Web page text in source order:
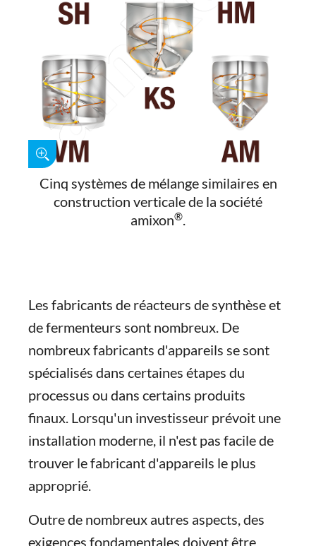
Cinq systèmes de mélange similaires en
construction verticale de la société
amixon®.
Les fabricants de réacteurs de synthèse et
de fermenteurs sont nombreux. De
nombreux fabricants d'appareils se sont
spécialisés dans certaines étapes du
processus ou dans certains produits
finaux. Lorsqu'un investisseur prévoit une
installation moderne, il n'est pas facile de
trouver le fabricant d'appareils le plus
approprié.
Outre de nombreux autres aspects, des
exigences fondamentales doivent être